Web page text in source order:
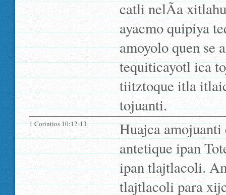
catli nelÃ­a
ayacmo quipiya
amoyolo quen se
tequiticayotl ica
tiitztoque itla
tojuanti.
1 Corintios 10:12-13
Huajca
antetique ipan
ipan tlajtlacoli.
tlajtlacoli para